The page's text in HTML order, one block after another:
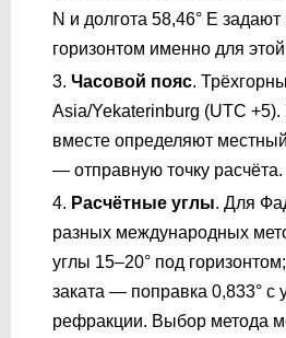
N и долгота 58,46° E
горизонтом именно для этой
Часовой пояс.
Asia/Yekaterinburg (UTC
вместе определяют
— отправную точку расчёта.
Расчётные углы. Для
разных международных
углы 15–20° под
заката — поправка 0,833° с
рефракции. Выбор метода